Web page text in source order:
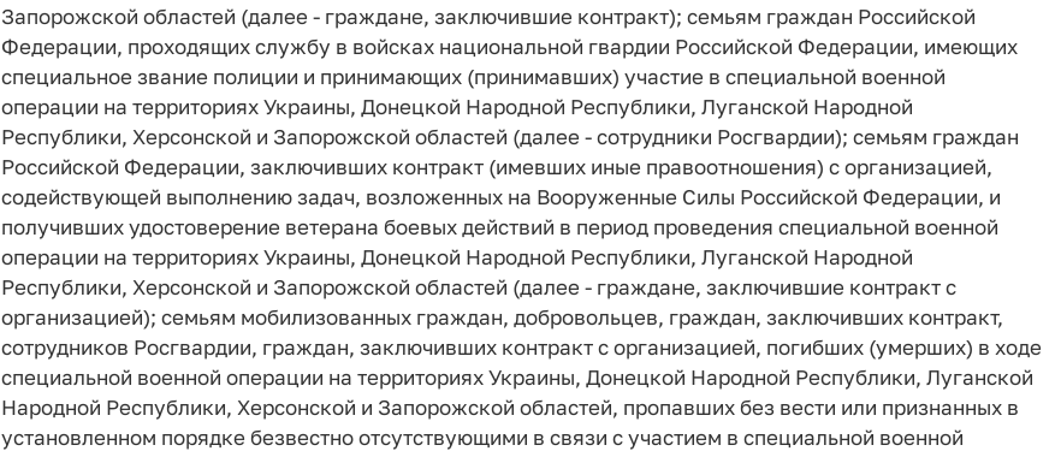
Запорожской областей (далее - граждане, заключившие контракт); семьям граждан Российской
Федерации, проходящих службу в войсках национальной гвардии Российской Федерации, имеющих
специальное звание полиции и принимающих (принимавших) участие в специальной военной
операции на территориях Украины, Донецкой Народной Республики, Луганской Народной
Республики, Херсонской и Запорожской областей (далее - сотрудники Росгвардии); семьям граждан
Российской Федерации, заключивших контракт (имевших иные правоотношения) с организацией,
содействующей выполнению задач, возложенных на Вооруженные Силы Российской Федерации, и
получивших удостоверение ветерана боевых действий в период проведения специальной военной
операции на территориях Украины, Донецкой Народной Республики, Луганской Народной
Республики, Херсонской и Запорожской областей (далее - граждане, заключившие контракт с
организацией); семьям мобилизованных граждан, добровольцев, граждан, заключивших контракт,
сотрудников Росгвардии, граждан, заключивших контракт с организацией, погибших (умерших) в ходе
специальной военной операции на территориях Украины, Донецкой Народной Республики, Луганской
Народной Республики, Херсонской и Запорожской областей, пропавших без вести или признанных в
установленном порядке безвестно отсутствующими в связи с участием в специальной военной